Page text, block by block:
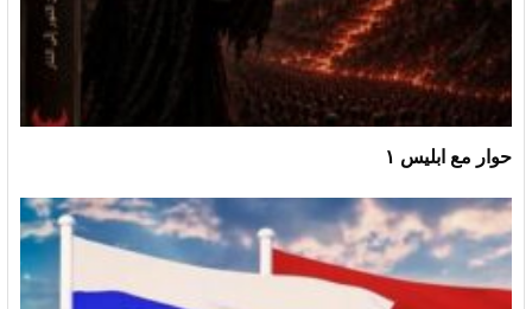
حوار مع ابليس ١